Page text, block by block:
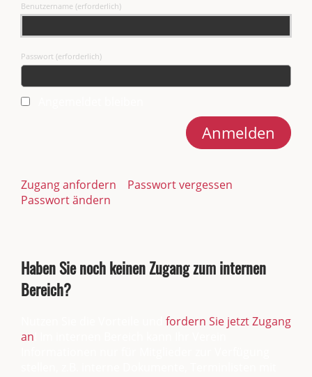
Benutzername (erforderlich)
Passwort (erforderlich)
Zugang anfordern
Passwort vergessen
Passwort ändern
Haben Sie noch keinen Zugang zum internen
Bereich?
fordern Sie jetzt Zugang
an